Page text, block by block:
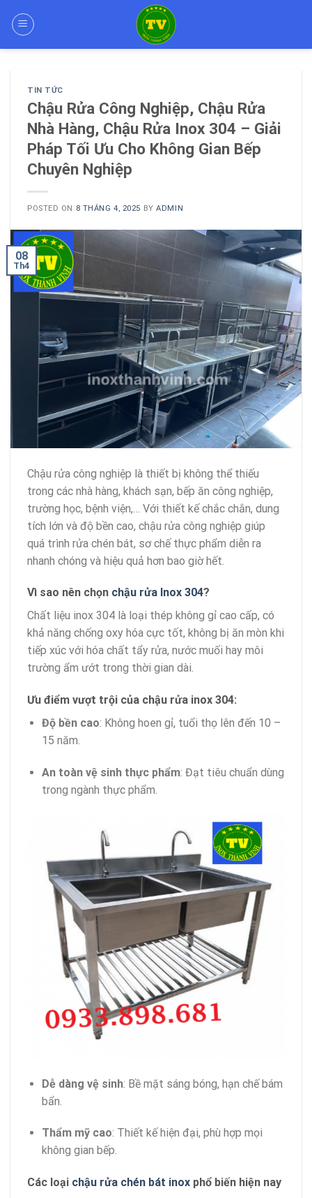
TIN TỨC
Chậu Rửa Công Nghiệp, Chậu Rửa
Nhà Hàng, Chậu Rửa Inox 304 – Giải
Pháp Tối Ưu Cho Không Gian Bếp
Chuyên Nghiệp
POSTED ON 8 THÁNG 4, 2025 BYADMIN
08
Th4
Chậu rửa công nghiệp là thiết bị không thể thiếu
trong các nhà hàng, khách sạn, bếp ăn công nghiệp,
trường học, bệnh viện,… Với thiết kế chắc chắn, dung
tích lớn và độ bền cao, chậu rửa công nghiệp giúp
quá trình rửa chén bát, sơ chế thực phẩm diễn ra
nhanh chóng và hiệu quả hơn bao giờ hết.
Vì sao nên chọn chậu rửa Inox 304?
Chất liệu inox 304 là loại thép không gỉ cao cấp, có
khả năng chống oxy hóa cực tốt, không bị ăn mòn khi
tiếp xúc với hóa chất tẩy rửa, nước muối hay môi
trường ẩm ướt trong thời gian dài.
Ưu điểm vượt trội của chậu rửa inox 304:
Độ bền cao: Không hoen gỉ, tuổi thọ lên đến 10 –
15 năm.
An toàn vệ sinh thực phẩm: Đạt tiêu chuẩn dùng
trong ngành thực phẩm.
Dễ dàng vệ sinh: Bề mặt sáng bóng, hạn chế bám
bẩn.
Thẩm mỹ cao: Thiết kế hiện đại, phù hợp mọi
không gian bếp.
Các loại chậu rửa chén bát inox phổ biến hiện nay